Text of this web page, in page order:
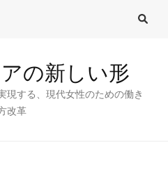
の新しい形
現する、現代女性のための働き
改革